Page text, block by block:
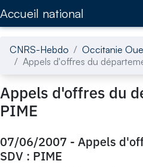
Accueil national
CNRS-Hebdo Occitanie
Appels d'offres du
Appels d'offres du
PIME
07/06/2007 - Appels
SDV : PIME